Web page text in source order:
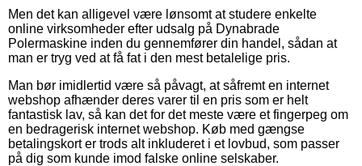
Men det kan alligevel være lønsomt at studere enkelte
online virksomheder efter udsalg på Dynabrade
Polermaskine inden du gennemfører din handel, sådan at
man er tryg ved at få fat i den mest betalelige pris.
Man bør imidlertid være så påvagt, at såfremt en internet
webshop afhænder deres varer til en pris som er helt
fantastisk lav, så kan det for det meste være et fingerpeg om
en bedragerisk internet webshop. Køb med gængse
betalingskort er trods alt inkluderet i et lovbud, som passer
på dig som kunde imod falske online selskaber.